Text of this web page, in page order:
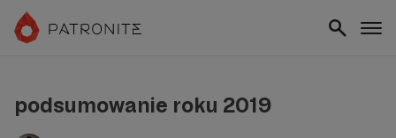
podsumowanie roku 2019